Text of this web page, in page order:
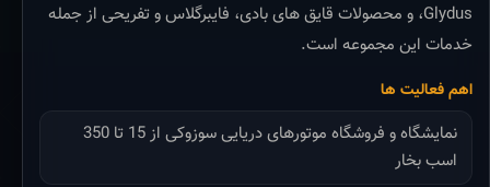
Glydus، و محصولات قایق های بادی، فایبرگلاس و تفریحی از جمله
خدمات این مجموعه است.
اهم فعالیت ها
نمایشگاه و فروشگاه موتورهای دریایی سوزوکی از 15 تا 350
اسب بخار